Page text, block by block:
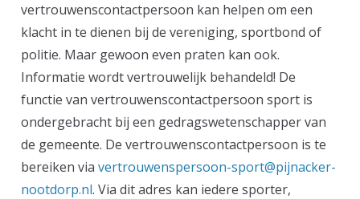
vertrouwenscontactpersoon kan helpen om een
klacht in te dienen bij de vereniging, sportbond of
politie. Maar gewoon even praten kan ook.
Informatie wordt vertrouwelijk behandeld! De
functie van vertrouwenscontactpersoon sport is
ondergebracht bij een gedragswetenschapper van
de gemeente. De vertrouwenscontactpersoon is te
bereiken via vertrouwenspersoon-sport@pijnacker-
nootdorp.nl. Via dit adres kan iedere sporter,